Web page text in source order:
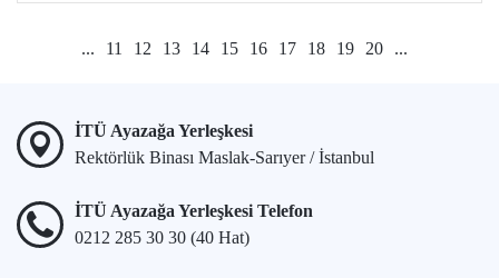
... 11 12 13 14 15 16 17 18 19 20 ...
İTÜ Ayazağa Yerleşkesi
Rektörlük Binası Maslak-Sarıyer / İstanbul
İTÜ Ayazağa Yerleşkesi Telefon
0212 285 30 30 (40 Hat)